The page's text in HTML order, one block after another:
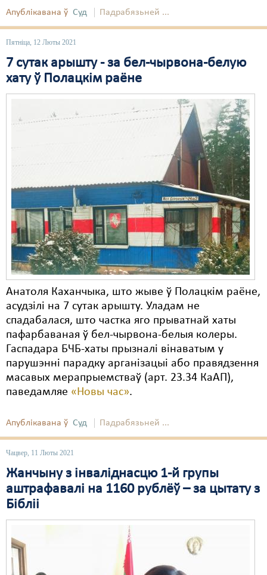
Апублікавана ў Суд Падрабязьней ...
Пятніца, 12 Люты 2021
7 сутак арышту - за бел-чырвона-белую
хату ў Полацкім раёне
Анатоля Каханчыка, што жыве ў Полацкім раёне,
асудзілі на 7 сутак арышту. Уладам не
спадабалася, што частка яго прыватнай хаты
пафарбаваная ў бел-чырвона-белыя колеры.
Гаспадара БЧБ-хаты прызналі вінаватым у
парушэнні парадку арганізацыі або правядзення
масавых мерапрыемстваў (арт. 23.34 КаАП),
паведамляе «Новы час».
Апублікавана ў Суд Падрабязьней ...
Чацвер, 11 Люты 2021
Жанчыну з інваліднасцю 1-й групы
аштрафавалі на 1160 рублёў – за цытату з
Бібліі